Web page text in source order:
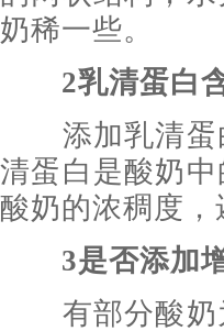
奶稀一些。
2乳清蛋白
添加乳清蛋
清蛋白是酸奶
酸奶的浓稠度
3是否添加
有部分酸奶